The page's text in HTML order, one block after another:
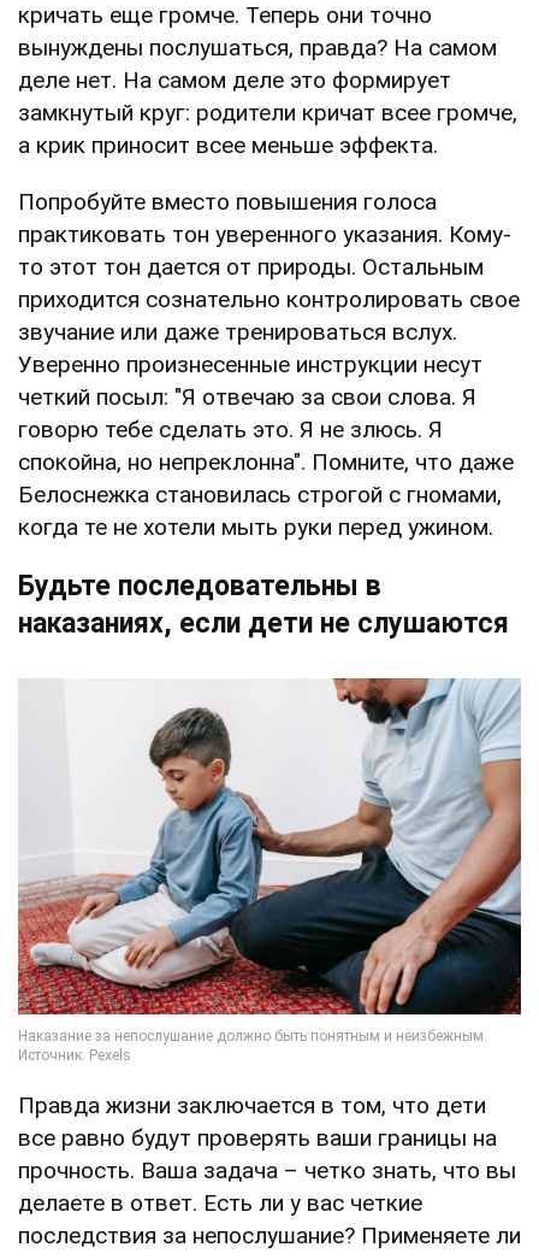
кричать еще громче. Теперь они точно
вынуждены послушаться, правда? На самом
деле нет. На самом деле это формирует
замкнутый круг: родители кричат всее громче,
а крик приносит всее меньше эффекта.
Попробуйте вместо повышения голоса
практиковать тон уверенного указания. Кому-
то этот тон дается от природы. Остальным
приходится сознательно контролировать свое
звучание или даже тренироваться вслух.
Уверенно произнесенные инструкции несут
четкий посыл: "Я отвечаю за свои слова. Я
говорю тебе сделать это. Я не злюсь. Я
спокойна, но непреклонна". Помните, что даже
Белоснежка становилась строгой с гномами,
когда те не хотели мыть руки перед ужином.
Будьте последовательны в
наказаниях, если дети не слушаются
Правда жизни заключается в том, что дети
все равно будут проверять ваши границы на
прочность. Ваша задача – четко знать, что вы
делаете в ответ. Есть ли у вас четкие
последствия за непослушание? Применяете ли